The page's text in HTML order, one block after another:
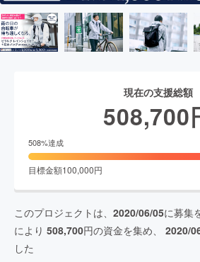
現在の支援総額
508,700
508%達成
目標金額100,000円
このプロジェクトは、 2020/06/05に募集
により 508,700円の資金を集め、 2020/
した